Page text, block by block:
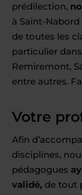
prédilection,
à Saint-
de toutes les
particulier
Remiremont,
entre autres.
Votre
Afin
disciplines,
pédagogues
validé, de tout